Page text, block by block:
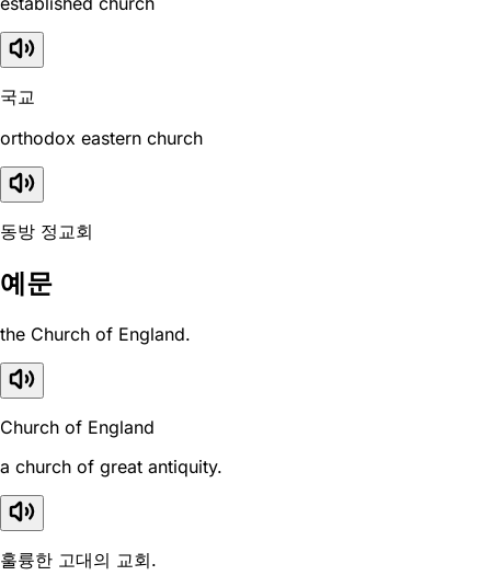
국교
orthodox eastern church
동방 정교회
예문
the Church of England.
Church of England
a church of great antiquity.
훌륭한 고대의 교회.